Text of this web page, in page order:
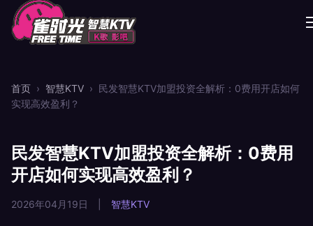
首页 › 智慧KTV › 民发智慧KTV加盟投资全解析：0费用开店如何
实现高效盈利？
民发智慧KTV加盟投资全解析：0费用
开店如何实现高效盈利？
2026年04月19日 智慧KTV